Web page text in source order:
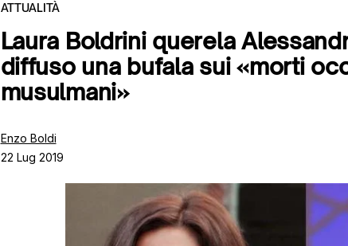
ATTUALITÀ
Laura Boldrini querela
diffuso una bufala sui «morti
musulmani»
Enzo Boldi
22 Lug 2019